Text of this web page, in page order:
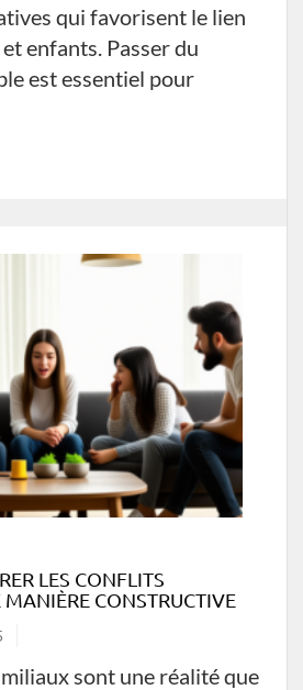
qui favorisent le lien
enfants. Passer du
est essentiel pour
LES CONFLITS
CONSTRUCTIVE
sont une réalité que